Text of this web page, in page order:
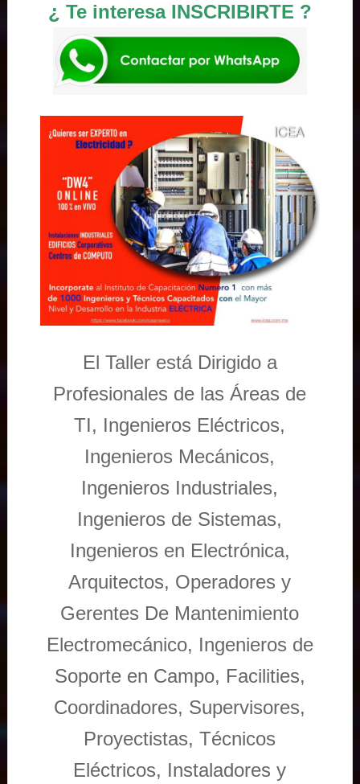
¿ Te interesa INSCRIBIRTE ?
El Taller está Dirigido a
Profesionales de las Áreas de
TI, Ingenieros Eléctricos,
Ingenieros Mecánicos,
Ingenieros Industriales,
Ingenieros de Sistemas,
Ingenieros en Electrónica,
Arquitectos, Operadores y
Gerentes De Mantenimiento
Electromecánico, Ingenieros de
Soporte en Campo, Facilities,
Coordinadores, Supervisores,
Proyectistas, Técnicos
Eléctricos, Instaladores y